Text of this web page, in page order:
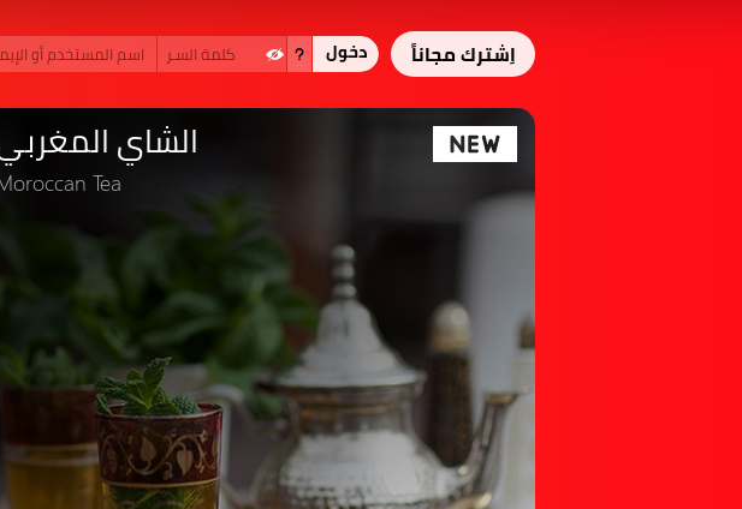
اِشترك مجاناً دخول
الشاي
Tea